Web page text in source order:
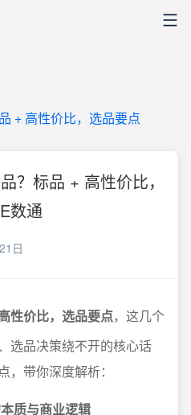
+ 高性价比，选品要点
？标品 + 高性价比，
数通
日
性价比，选品要点，这几个
选品决策绕不开的核心话
带你深度解析：
质与商业逻辑